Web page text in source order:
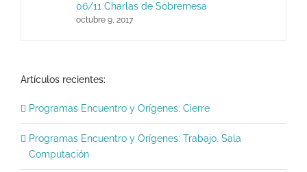
06/11 Charlas de Sobremesa
octubre 9, 2017
Artículos recientes:
Programas Encuentro y Orígenes: Cierre
Programas Encuentro y Orígenes: Trabajo. Sala
Computación